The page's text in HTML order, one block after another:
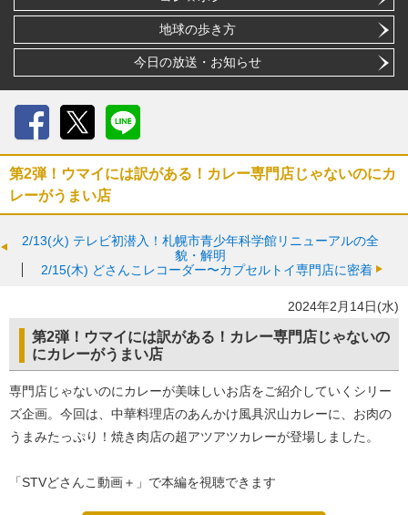
地球の歩き方
今日の放送・お知らせ
第2弾！ウマイには訳がある！カレー専門店じゃないのにカ
レーがうまい店
2/13(火) テレビ初潜入！札幌市青少年科学館リニューアルの全
貌・解明
2/15(木) どさんこレコーダー〜カプセルトイ専門店に密着
2024年2月14日(水)
第2弾！ウマイには訳がある！カレー専門店じゃないの
にカレーがうまい店
専門店じゃないのにカレーが美味しいお店をご紹介していくシリー
ズ企画。今回は、中華料理店のあんかけ風具沢山カレーに、お肉の
うまみたっぷり！焼き肉店の超アツアツカレーが登場しました。
「STVどさんこ動画＋」で本編を視聴できます